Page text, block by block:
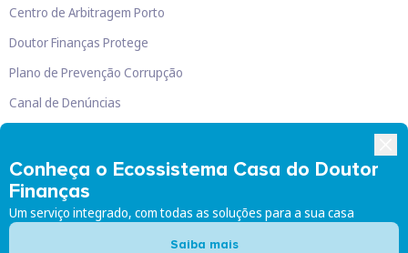
Conheça o Ecossistema Casa do Doutor
Finanças
Um serviço integrado, com todas as soluções para a sua casa
Saiba mais
Centro de Arbitragem Porto
Doutor Finanças Protege
Plano de Prevenção Corrupção
Canal de Denúncias
Doutor Finanças, Lda